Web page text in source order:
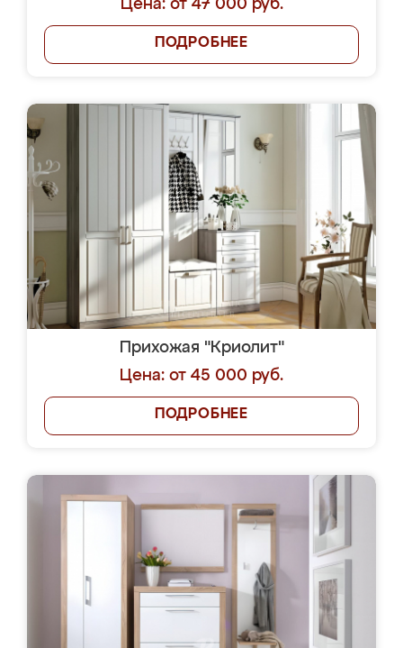
Цена: от 47 000 руб.
ПОДРОБНЕЕ
Прихожая "Криолит"
Цена: от 45 000 руб.
ПОДРОБНЕЕ